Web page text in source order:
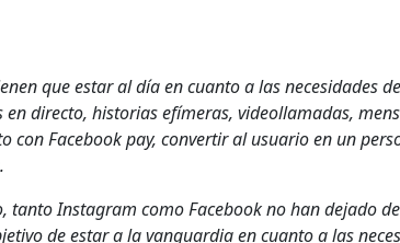
que estar al día en cuanto a las necesidades
en directo, historias efímeras, videollamadas,
con Facebook pay, convertir al usuario en un
tanto Instagram como Facebook no han dejado
de estar a la vanguardia en cuanto a las